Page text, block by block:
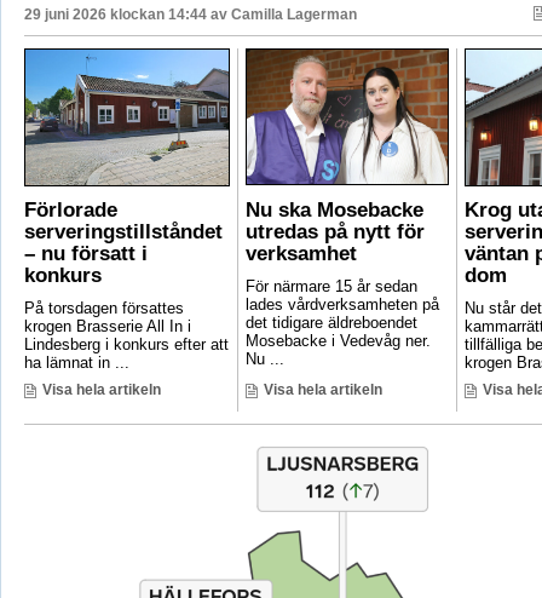
29 juni 2026 klockan 14:44 av Camilla Lagerman
Förlorade
serveringstillståndet
– nu försatt i
konkurs
På torsdagen försattes
krogen Brasserie All In i
Lindesberg i konkurs efter att
ha lämnat in ...
Visa hela artikeln
Nu ska Mosebacke
utredas på nytt för
verksamhet
För närmare 15 år sedan
lades vårdverksamheten på
det tidigare äldreboendet
Mosebacke i Vedevåg ner.
Nu ...
Visa hela artikeln
Krog
väntan
dom
Nu står
tillfälliga
krogen
Visa